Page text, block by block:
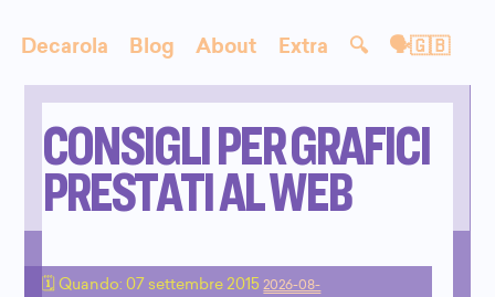
Decarola Blog About Extra 🔍 🗣🇬🇧
CONSIGLI PER GRAFICI
PRESTATI AL WEB
🗓 Quando:07 settembre 2015 2026-08-